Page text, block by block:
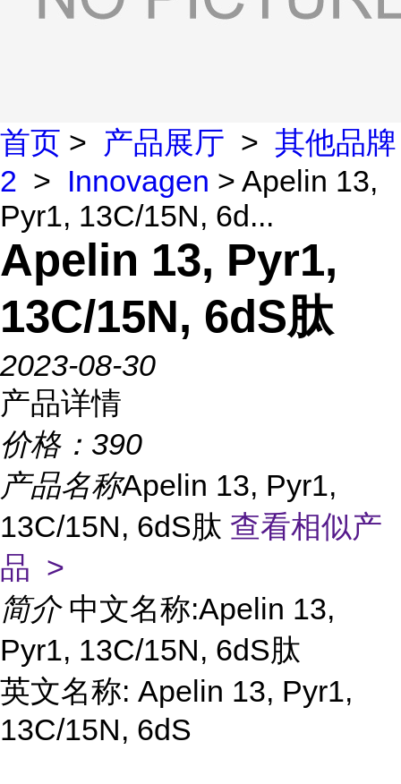
首页 > 产品展厅 > 其他品牌
2 > Innovagen > Apelin 13,
Pyr1, 13C/15N, 6d...
Apelin 13, Pyr1,
13C/15N, 6dS肽
2023-08-30
产品详情
价格： 390
产品名称Apelin 13, Pyr1,
13C/15N, 6dS肽 查看相似产
品 >
简介 中文名称:Apelin 13,
Pyr1, 13C/15N, 6dS肽
英文名称: Apelin 13, Pyr1,
13C/15N, 6dS